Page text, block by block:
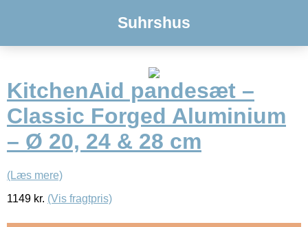
Suhrshus
KitchenAid pandesæt –
Classic Forged Aluminium
– Ø 20, 24 & 28 cm
(Læs mere)
1149 kr. (Vis fragtpris)